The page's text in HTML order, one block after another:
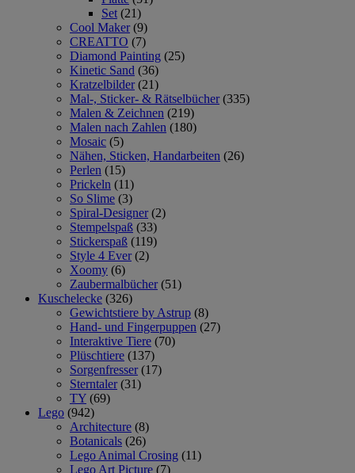
Set (21)
Cool Maker (9)
CREATTO (7)
Diamond Painting (25)
Kinetic Sand (36)
Kratzelbilder (21)
Mal-, Sticker- & Rätselbücher (335)
Malen & Zeichnen (219)
Malen nach Zahlen (180)
Mosaic (5)
Nähen, Sticken, Handarbeiten (26)
Perlen (15)
Prickeln (11)
So Slime (3)
Spiral-Designer (2)
Stempelspaß (33)
Stickerspaß (119)
Style 4 Ever (2)
Xoomy (6)
Zaubermalbücher (51)
Kuschelecke (326)
Gewichtstiere by Astrup (8)
Hand- und Fingerpuppen (27)
Interaktive Tiere (70)
Plüschtiere (137)
Sorgenfresser (17)
Sterntaler (31)
TY (69)
Lego (942)
Architecture (8)
Botanicals (26)
Lego Animal Crosing (11)
Lego Art Picture (7)